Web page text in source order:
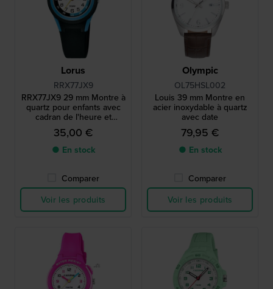
Lorus
RRX77JX9
RRX77JX9 29 mm Montre à
quartz pour enfants avec
cadran de l'heure et
bracelet en silicone
35,00 €
● En stock
Comparer
Voir les produits
Olympic
OL75HSL002
Louis 39 mm Montre en
acier inoxydable à quartz
avec date
79,95 €
● En stock
Comparer
Voir les produits